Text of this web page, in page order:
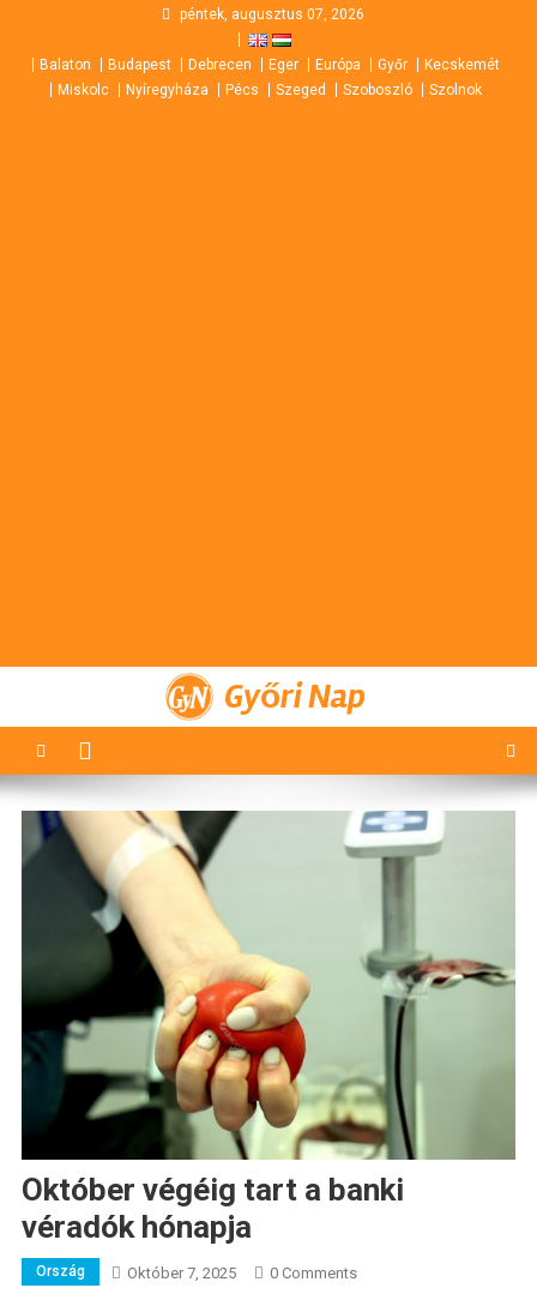
content
péntek, augusztus 07, 2026
Balaton Budapest Debrecen Eger Európa Győr
Kecskemét
Miskolc
Nyíregyháza Pécs Szeged Szoboszló Szolnok
Győri Nap
Október végéig tart a banki
véradók hónapja
Ország Október 7, 2025 0 Comments